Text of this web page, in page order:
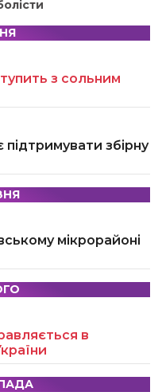
з сольним
збірну
мікрорайоні
в